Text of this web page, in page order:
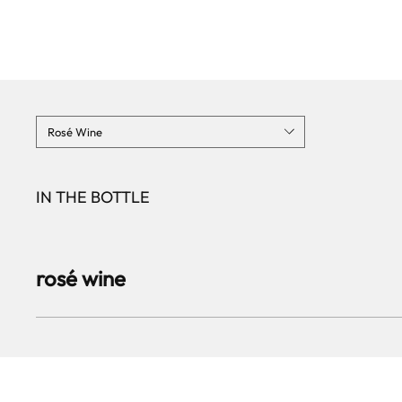
Rosé Wine
IN THE BOTTLE
rosé wine